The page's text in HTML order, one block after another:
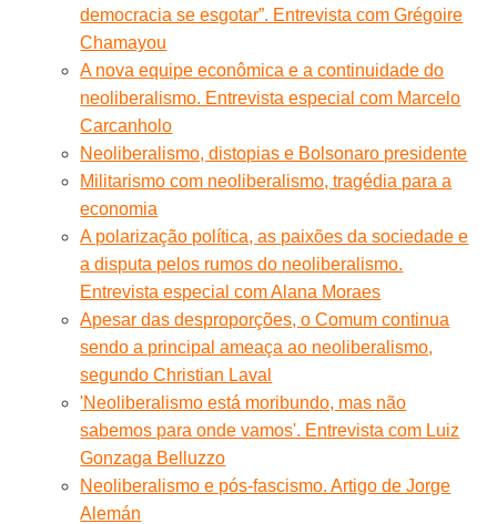
democracia se esgotar”. Entrevista com Grégoire
Chamayou
A nova equipe econômica e a continuidade do
neoliberalismo. Entrevista especial com Marcelo
Carcanholo
Neoliberalismo, distopias e Bolsonaro presidente
Militarismo com neoliberalismo, tragédia para a
economia
A polarização política, as paixões da sociedade e
a disputa pelos rumos do neoliberalismo.
Entrevista especial com Alana Moraes
Apesar das desproporções, o Comum continua
sendo a principal ameaça ao neoliberalismo,
segundo Christian Laval
'Neoliberalismo está moribundo, mas não
sabemos para onde vamos'. Entrevista com Luiz
Gonzaga Belluzzo
Neoliberalismo e pós-fascismo. Artigo de Jorge
Alemán